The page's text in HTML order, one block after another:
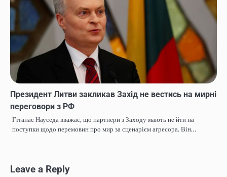
Президент Литви закликав Захід не вестись на мирні
переговори з РФ
Гітанас Науседа вважає, що партнери з Заходу мають не йти на
поступки щодо перемовин про мир за сценарієм агресора. Він…
Leave a Reply